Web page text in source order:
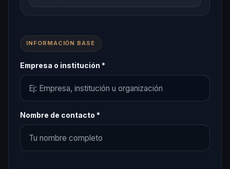
INFORMACIÓN BASE
Empresa o institución *
Nombre de contacto *